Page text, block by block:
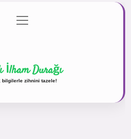
Gizlilik Politikası
menüyü
aç
İlham Durağı
bilgilerle zihnini tazele!